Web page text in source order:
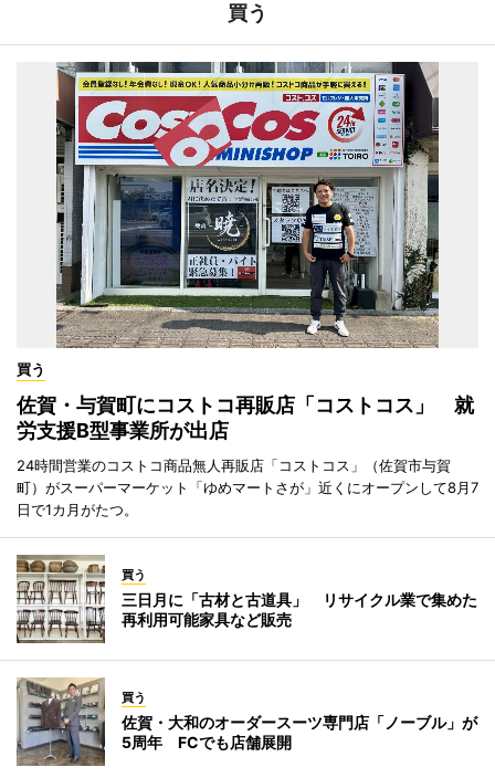
買う
買う
佐賀・与賀町にコストコ再販店「コストコス」 就
労支援B型事業所が出店
24時間営業のコストコ商品無人再販店「コストコス」（佐賀市与賀
町）がスーパーマーケット「ゆめマートさが」近くにオープンして8月7
日で1カ月がたつ。
買う
三日月に「古材と古道具」 リサイクル業で集めた
再利用可能家具など販売
買う
佐賀・大和のオーダースーツ専門店「ノーブル」が
5周年 FCでも店舗展開